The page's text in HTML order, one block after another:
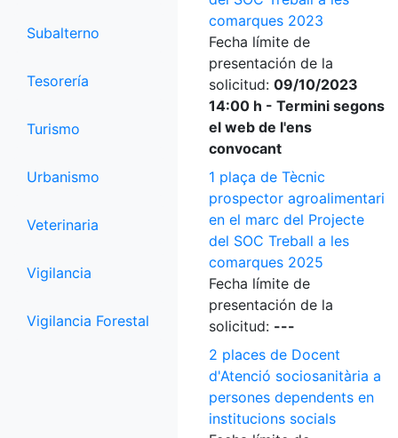
Subalterno
Tesorería
Turismo
Urbanismo
Veterinaria
Vigilancia
Vigilancia Forestal
comarques 2023
Fecha límite de
presentación de la
solicitud: 09/10/2023
14:00 h - Termini segons
el web de l'ens
convocant
1 plaça de Tècnic
prospector agroalimentari
en el marc del Projecte
del SOC Treball a les
comarques 2025
Fecha límite de
presentación de la
solicitud: ---
2 places de Docent
d'Atenció sociosanitària a
persones dependents en
institucions socials